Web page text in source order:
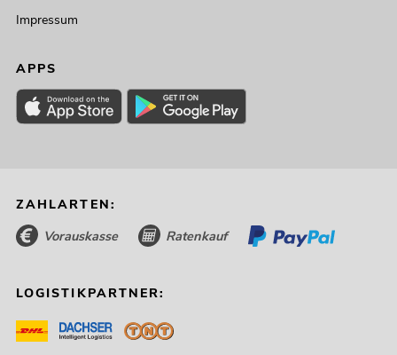
Impressum
APPS
ZAHLARTEN:
Vorauskasse Ratenkauf
LOGISTIKPARTNER: